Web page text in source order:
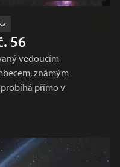
56
vedoucím
známým
přímo v